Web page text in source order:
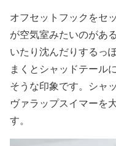
オフセットフックをセ
が空気室みたいのがあ
いたり沈んだりするっ
まくとシャッドテール
そうな印象です。シャ
ヴァラップスイマーを
す。